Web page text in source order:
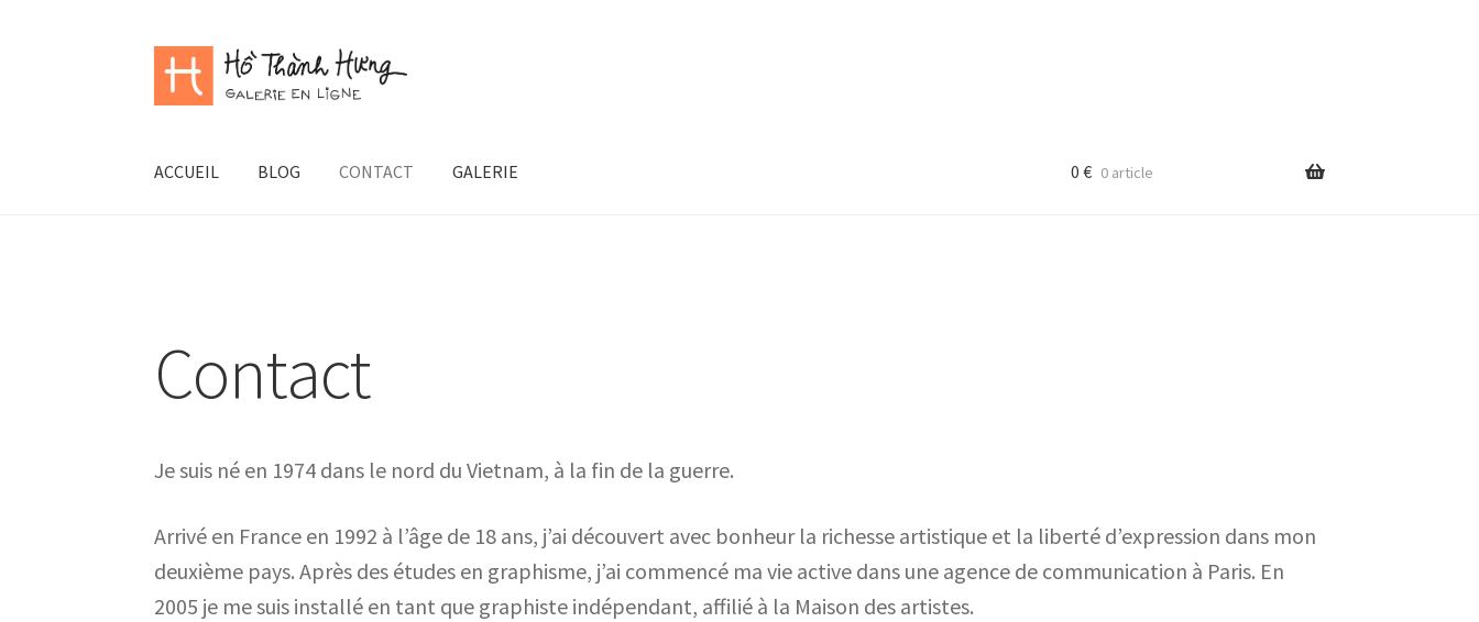
Aller
la
Aller
contenu
ACCUEIL BLOG CONTACT GALERIE 0 € 0 article
Contact
Je suis né en 1974 dans le nord du Vietnam, à la fin de la guerre.
Arrivé en France en 1992 à l’âge de 18 ans, j’ai découvert avec bonheur la richesse artistique et la liberté d’expression dans mon
deuxième pays. Après des études en graphisme, j’ai commencé ma vie active dans une agence de communication à Paris. En
2005 je me suis installé en tant que graphiste indépendant, affilié à la Maison des artistes.